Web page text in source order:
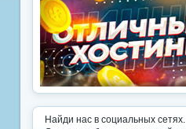
Найди нас в социальных сетях.